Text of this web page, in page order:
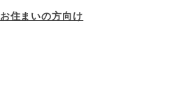
住まいの方向け